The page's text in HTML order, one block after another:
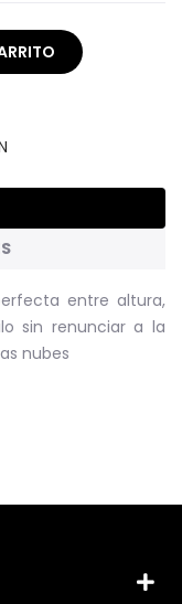
entre altura,
sin renunciar a la
nubes